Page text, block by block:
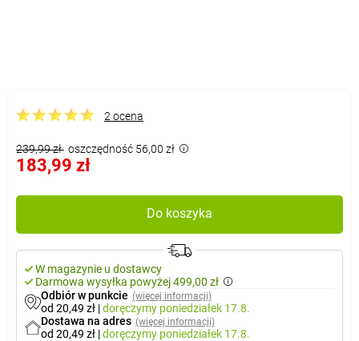
2 ocena
239,99 zł oszczędność 56,00 zł
183,99 zł
Do koszyka
W magazynie u dostawcy
Darmowa wysyłka powyżej 499,00 zł
Odbiór w punkcie (więcej informacji)
od 20,49 zł |doręczymy poniedziałek 17.8.
Dostawa na adres (więcej informacji)
od 20,49 zł |doręczymy poniedziałek 17.8.